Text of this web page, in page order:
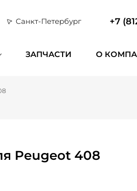
Санкт-Петербург +7
ЗАПЧАСТИ О
Peugeot 408